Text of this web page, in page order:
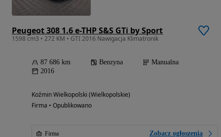
Peugeot 308 1.6 e-THP S&S GTi by Sport
1598 cm3 • 272 KM • GTI 2016 Nawigacja Klimatronik
87 686 km Benzyna
Manualna
2016
Koźmin Wielkopolski (Wielkopolskie)
Firma • Opublikowano
Firma Zobacz ogłoszenia